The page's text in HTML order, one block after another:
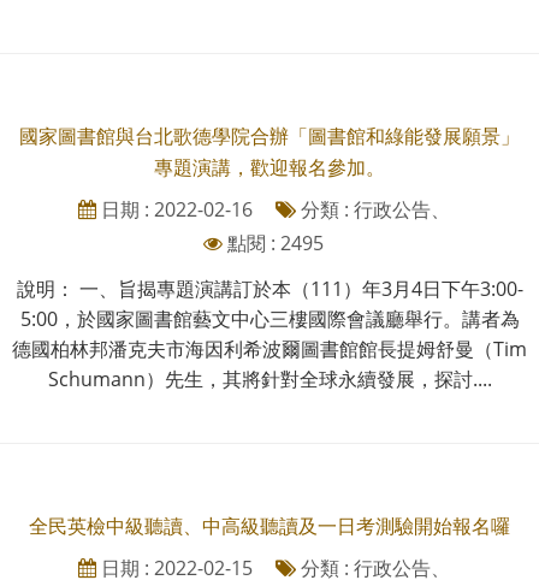
國家圖書館與台北歌德學院合辦「圖書館和綠能發展願景」
專題演講，歡迎報名參加。
日期 : 2022-02-16
分類 : 行政公告、
點閱 : 2495
說明： 一、旨揭專題演講訂於本（111）年3月4日下午3:00-
5:00，於國家圖書館藝文中心三樓國際會議廳舉行。講者為
德國柏林邦潘克夫市海因利希波爾圖書館館長提姆舒曼（Tim
Schumann）先生，其將針對全球永續發展，探討....
全民英檢中級聽讀、中高級聽讀及一日考測驗開始報名囉
日期 : 2022-02-15
分類 : 行政公告、